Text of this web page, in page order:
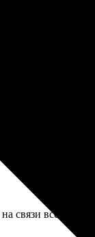
передаёт в
связи всё